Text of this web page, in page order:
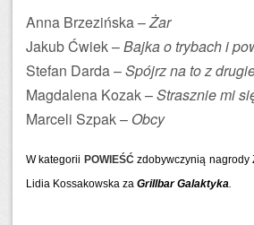
Anna Brzezińska –Żar
Jakub Ćwiek –Bajka o trybach i
Stefan Darda –Spójrz na to z
Magdalena Kozak –Strasznie mi
Marceli Szpak – Obcy
W kategorii POWIEŚĆ zdobywczynią nagrody
Lidia Kossakowska za Grillbar Galaktyka.